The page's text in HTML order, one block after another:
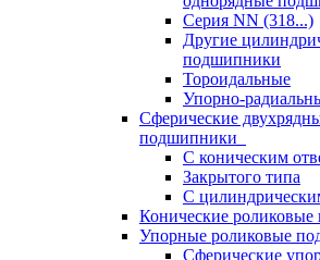
Серия NN (318...)
Другие
подшипники
Тороидальные
Упорно-
Сферические
подшипники
С коническим
Закрытого типа
С
Конические
Упорные роликовые
Сферические